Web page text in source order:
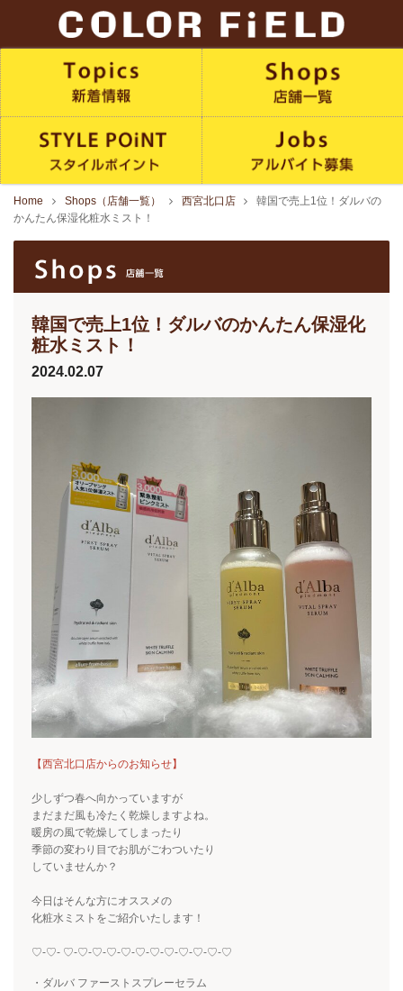
Home Shops（店舗一覧） 西宮北口店
韓国で売上1位！ダルバの
かんたん保湿化粧水ミスト！
韓国で売上1位！ダルバのかんたん保湿化
粧水ミスト！
2024.02.07
【西宮北口店からのお知らせ】
少しずつ春へ向かっていますが
まだまだ風も冷たく乾燥しますよね。
暖房の風で乾燥してしまったり
季節の変わり目でお肌がごわついたり
していませんか？
今日はそんな方にオススメの
化粧水ミストをご紹介いたします！
♡-♡- ♡-♡-♡-♡-♡-♡-♡-♡-♡-♡-♡-♡
・ダルバ ファーストスプレーセラム